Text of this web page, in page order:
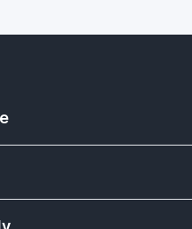
kennisbank